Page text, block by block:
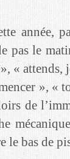
année,
pas le
« attends,
», «
de
le bas de